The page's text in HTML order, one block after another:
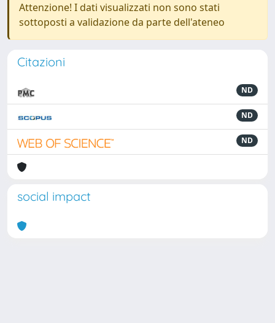
Attenzione! I dati visualizzati non sono stati
sottoposti a validazione da parte dell'ateneo
Citazioni
ND
ND
ND
social impact